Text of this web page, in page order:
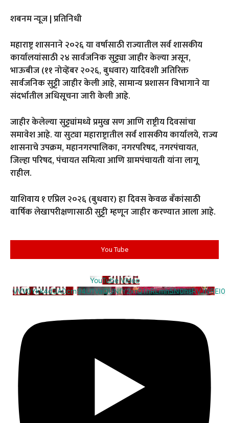
शबनम न्यूज | प्रतिनिधी
महाराष्ट्र शासनाने २०२६ या वर्षासाठी राज्यातील सर्व शासकीय
कार्यालयांसाठी २४ सार्वजनिक सुट्ट्या जाहीर केल्या असून,
भाऊबीज (११ नोव्हेंबर २०२६, बुधवार) यादिवशी अतिरिक्त
सार्वजनिक सुट्टी जाहीर केली आहे, सामान्य प्रशासन विभागाने या
संदर्भातील अधिसूचना जारी केली आहे.
जाहीर केलेल्या सुट्ट्यांमध्ये प्रमुख सण आणि राष्ट्रीय दिवसांचा
समावेश आहे. या सुट्या महाराष्ट्रातील सर्व शासकीय कार्यालये, राज्य
शासनाचे उपक्रम, महानगरपालिका, नगरपरिषद, नगरपंचायत,
जिल्हा परिषद, पंचायत समित्या आणि ग्रामपंचायती यांना लागू
राहील.
याशिवाय १ एप्रिल २०२६ (बुधवार) हा दिवस केवळ बँकांसाठी
वार्षिक लेखापरीक्षणासाठी सुट्टी म्हणून जाहीर करण्यात आला आहे.
You Tube
YouTube Video
VVV0Ykk4d3A0cm94U1VaQUNfY2xrQ1hRLmh5N0hsRVJNREI0